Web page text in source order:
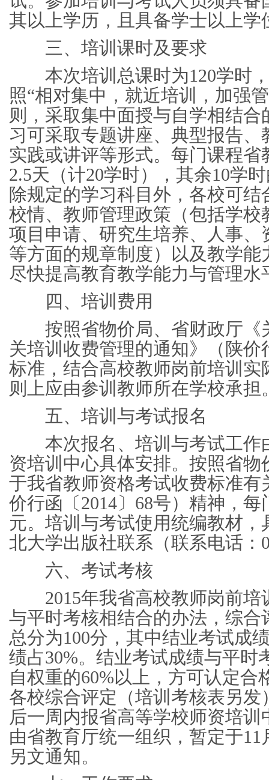
其以上学历，且具备学士以上
三、培训课时及要求
本次培训总课时为120学时，
照“相对集中，就近培训，加强
则，采取集中面授与自学相结
习可采取专题讲座、典型报告、
实践或讲评等形式。每门课程省
2.5天（计20学时），其余10学
除规定的学习科目外，各校可
校情、教师管理政策（包括学校
项目申请、研究生培养、人事、
等方面的规章制度）以及教学能
尽快提高教育教学能力与管理
四、培训费用
按照省物价局、省财政厅《
关培训收费管理的通知》（陕价
标准，结合高校教师岗前培训实
则上应由参训教师所在学校承
五、培训与考试报名
本次报名、培训与考试工作
资培训中心具体安排。按照省物
于我省教师资格考试收费标准有
价行函〔2014〕68号）精神，
元。培训与考试使用统编教材，
北大学出版社联系（联系电话
六、考试考核
2015年我省高校教师岗前培
与平时考核相结合的办法，综合
总分为100分，其中结业考试成
绩占30%。结业考试成绩与平时
自权重的60%以上，方可认定合
各校综合评定（培训考核表另发
后一周内报省高等学校师资培
由省教育厅统一组织，暂定于
另文通知。